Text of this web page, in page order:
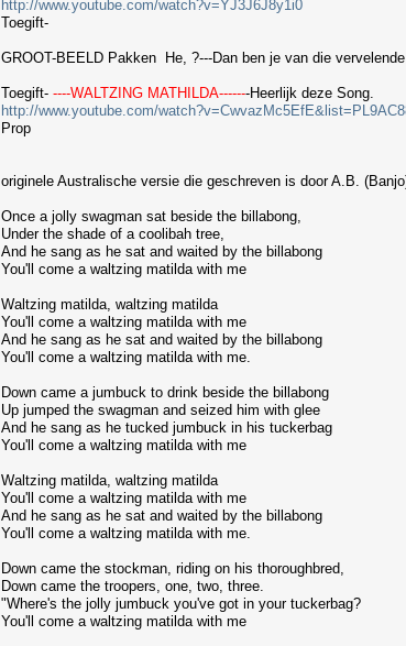
http://www.youtube.com/watch?v=YJ3J6J8y1i0
Toegift-
GROOT-BEELD Pakken He, ?---Dan ben je van die
Toegift- ----WALTZING MATHILDA-------Heerlijk deze Song.
http://www.youtube.com/
Prop
originele Australische versie die geschreven is door A.B.
Once a jolly swagman sat beside the billabong,
Under the shade of a coolibah tree,
And he sang as he sat and waited by the billabong
You'll come a waltzing matilda with me
Waltzing matilda, waltzing matilda
You'll come a waltzing matilda with me
And he sang as he sat and waited by the billabong
You'll come a waltzing matilda with me.
Down came a jumbuck to drink beside the billabong
Up jumped the swagman and seized him with glee
And he sang as he tucked jumbuck in his tuckerbag
You'll come a waltzing matilda with me
Waltzing matilda, waltzing matilda
You'll come a waltzing matilda with me
And he sang as he sat and waited by the billabong
You'll come a waltzing matilda with me.
Down came the stockman, riding on his thoroughbred,
Down came the troopers, one, two, three.
"Where's the jolly jumbuck you've got in your tuckerbag?
You'll come a waltzing matilda with me